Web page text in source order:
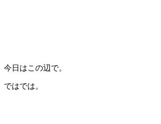
今日はこの辺で。
ではでは。